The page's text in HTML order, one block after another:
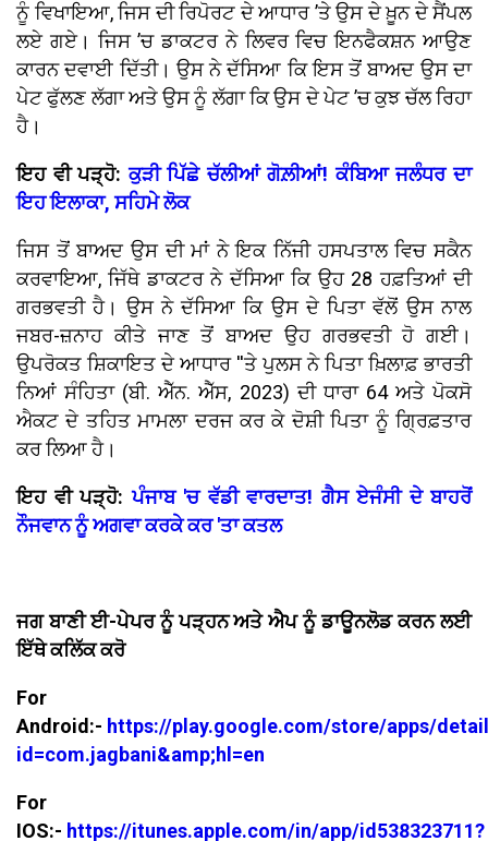
ਨੂੰ ਵਿਖਾਇਆ, ਜਿਸ ਦੀ ਰਿਪੋਰਟ ਦੇ ਆਧਾਰ ’ਤੇ ਉਸ ਦੇ ਖ਼ੂਨ ਦੇ ਸੈਂਪਲ
ਲਏ ਗਏ। ਜਿਸ ’ਚ ਡਾਕਟਰ ਨੇ ਲਿਵਰ ਵਿਚ ਇਨਫੈਕਸ਼ਨ ਆਉਣ
ਕਾਰਨ ਦਵਾਈ ਦਿੱਤੀ। ਉਸ ਨੇ ਦੱਸਿਆ ਕਿ ਇਸ ਤੋਂ ਬਾਅਦ ਉਸ ਦਾ
ਪੇਟ ਫੁੱਲਣ ਲੱਗਾ ਅਤੇ ਉਸ ਨੂੰ ਲੱਗਾ ਕਿ ਉਸ ਦੇ ਪੇਟ ’ਚ ਕੁਝ ਚੱਲ ਰਿਹਾ
ਹੈ।
ਇਹ ਵੀ ਪੜ੍ਹੋ:ਕੁੜੀ ਪਿੱਛੇ ਚੱਲੀਆਂ ਗੋਲ਼ੀਆਂ! ਕੰਬਿਆ ਜਲੰਧਰ ਦਾ
ਇਹ ਇਲਾਕਾ, ਸਹਿਮੇ ਲੋਕ
ਜਿਸ ਤੋਂ ਬਾਅਦ ਉਸ ਦੀ ਮਾਂ ਨੇ ਇਕ ਨਿੱਜੀ ਹਸਪਤਾਲ ਵਿਚ ਸਕੈਨ
ਕਰਵਾਇਆ, ਜਿੱਥੇ ਡਾਕਟਰ ਨੇ ਦੱਸਿਆ ਕਿ ਉਹ 28 ਹਫ਼ਤਿਆਂ ਦੀ
ਗਰਭਵਤੀ ਹੈ। ਉਸ ਨੇ ਦੱਸਿਆ ਕਿ ਉਸ ਦੇ ਪਿਤਾ ਵੱਲੋਂ ਉਸ ਨਾਲ
ਜਬਰ-ਜ਼ਨਾਹ ਕੀਤੇ ਜਾਣ ਤੋਂ ਬਾਅਦ ਉਹ ਗਰਭਵਤੀ ਹੋ ਗਈ।
ਉਪਰੋਕਤ ਸ਼ਿਕਾਇਤ ਦੇ ਆਧਾਰ ''ਤੇ ਪੁਲਸ ਨੇ ਪਿਤਾ ਖ਼ਿਲਾਫ਼ ਭਾਰਤੀ
ਨਿਆਂ ਸੰਹਿਤਾ (ਬੀ. ਐੱਨ. ਐੱਸ, 2023) ਦੀ ਧਾਰਾ 64 ਅਤੇ ਪੋਕਸੋ
ਐਕਟ ਦੇ ਤਹਿਤ ਮਾਮਲਾ ਦਰਜ ਕਰ ਕੇ ਦੋਸ਼ੀ ਪਿਤਾ ਨੂੰ ਗ੍ਰਿਫ਼ਤਾਰ
ਕਰ ਲਿਆ ਹੈ।
ਇਹ ਵੀ ਪੜ੍ਹੋ:ਪੰਜਾਬ 'ਚ ਵੱਡੀ ਵਾਰਦਾਤ! ਗੈਸ ਏਜੰਸੀ ਦੇ ਬਾਹਰੋਂ
ਨੌਜਵਾਨ ਨੂੰ ਅਗਵਾ ਕਰਕੇ ਕਰ 'ਤਾ ਕਤਲ
ਜਗ ਬਾਣੀ ਈ-ਪੇਪਰ ਨੂੰ ਪੜ੍ਹਨ ਅਤੇ ਐਪ ਨੂੰ ਡਾਊਨਲੋਡ ਕਰਨ ਲਈ
ਇੱਥੇ ਕਲਿੱਕ ਕਰੋ
For
Android:- https://play.google.com/store/apps/
id=com.jagbani&amp;hl=en
For
IOS:- https://itunes.apple.com/in/app/id538323711?